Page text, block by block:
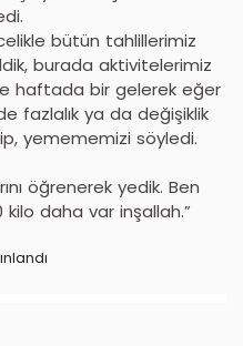
bütün tahlillerimiz
burada aktivitelerimiz
haftada bir gelerek eğer
fazlalık ya da değişiklik
yemememizi söyledi.
öğrenerek yedik. Ben
daha var inşallah.”